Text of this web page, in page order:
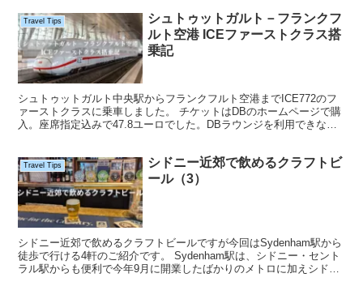
Travel Tips
シュトゥットガルト－フランクフ
ルト空港 ICEファーストクラス搭
乗記
シュトゥットガルト中央駅からフランクフルト空港までICE772のフ
ァーストクラスに乗車しました。 チケットはDBのホームページで購
入。座席指定込みで47.8ユーロでした。DBラウンジを利用できない
Travel Tips
シドニー近郊で飲めるクラフトビ
ール（3）
シドニー近郊で飲めるクラフトビールですが今回はSydenham駅から
徒歩で行ける4軒のご紹介です。 Sydenham駅は、シドニー・セント
ラル駅からも便利で今年9月に開業したばかりのメトロに加えシドニ